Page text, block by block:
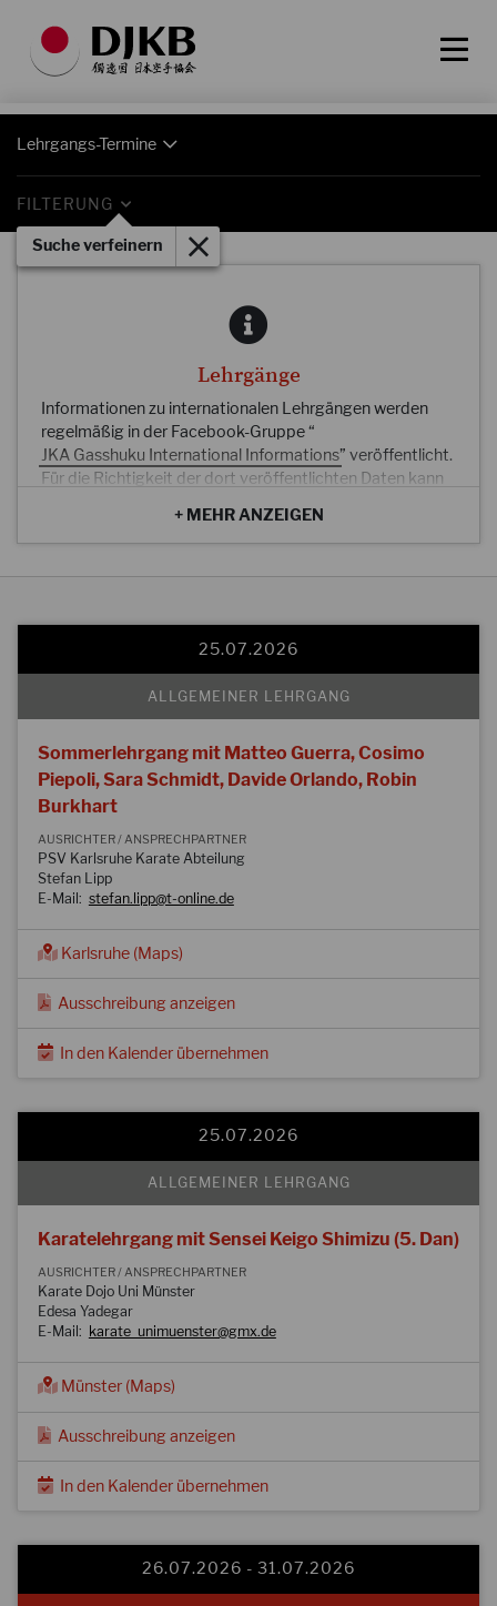
Lehrgangs-Termine
Suche verfeinern
FILTERUNG
Lehrgänge
Informationen zu internationalen Lehrgängen werden
regelmäßig in der Facebook-Gruppe “
JKA Gasshuku International Informations” veröffentlicht.
Für die Richtigkeit der dort veröffentlichten Daten kann
Die Vollständigkeit und Korrektheit der hier publizierten
+ MEHR ANZEIGEN
25.07.2026
ALLGEMEINER LEHRGANG
Sommerlehrgang mit Matteo Guerra, Cosimo
Piepoli, Sara Schmidt, Davide Orlando, Robin
Burkhart
AUSRICHTER / ANSPRECHPARTNER
PSV Karlsruhe Karate Abteilung
Stefan Lipp
E-Mail: stefan.lipp@t-online.de
Karlsruhe (Maps)
Ausschreibung anzeigen
In den Kalender übernehmen
25.07.2026
ALLGEMEINER LEHRGANG
Karatelehrgang mit Sensei Keigo Shimizu (5. Dan)
AUSRICHTER / ANSPRECHPARTNER
Karate Dojo Uni Münster
Edesa Yadegar
E-Mail: karate_unimuenster@gmx.de
Münster (Maps)
Ausschreibung anzeigen
In den Kalender übernehmen
26.07.2026 - 31.07.2026